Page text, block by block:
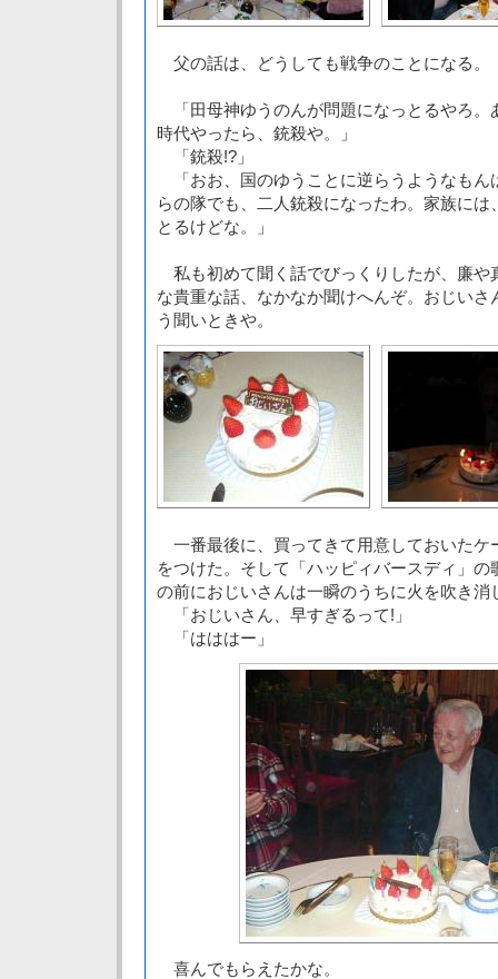
父の話は、どうしても戦争のことになる。
「田母神ゆうのんが問題になっとるやろ。
時代やったら、銃殺や。」
「銃殺!?」
「おお、国のゆうことに逆らうようなもん
らの隊でも、二人銃殺になったわ。家族に
とるけどな。」
私も初めて聞く話でびっくりしたが、廉や
な貴重な話、なかなか聞けへんぞ。おじい
う聞いときや。
一番最後に、買ってきて用意しておいたケ
をつけた。そして「ハッピィバースディ」
の前におじいさんは一瞬のうちに火を吹き消
「おじいさん、早すぎるって!」
「はははー」
喜んでもらえたかな。